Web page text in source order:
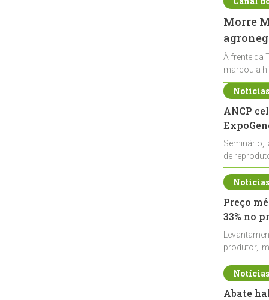
Morre
À frente da
marcou a
ANCP
Seminário,
de
durante a
Preço
33% no
produtor,
de leite cru
Abate